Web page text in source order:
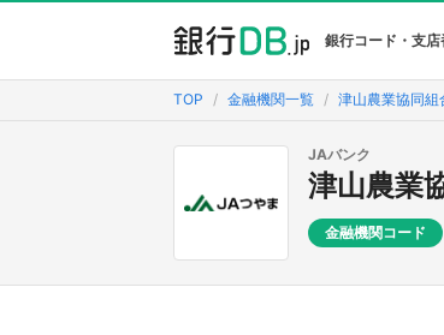
銀行コード・支
TOP 金融機関一覧 津山農業協同組
JAバンク
津山農業
金融機関コード